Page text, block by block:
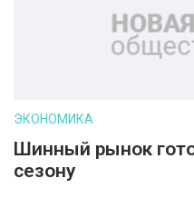
ЭКОНОМИКА
Шинный рынок
сезону